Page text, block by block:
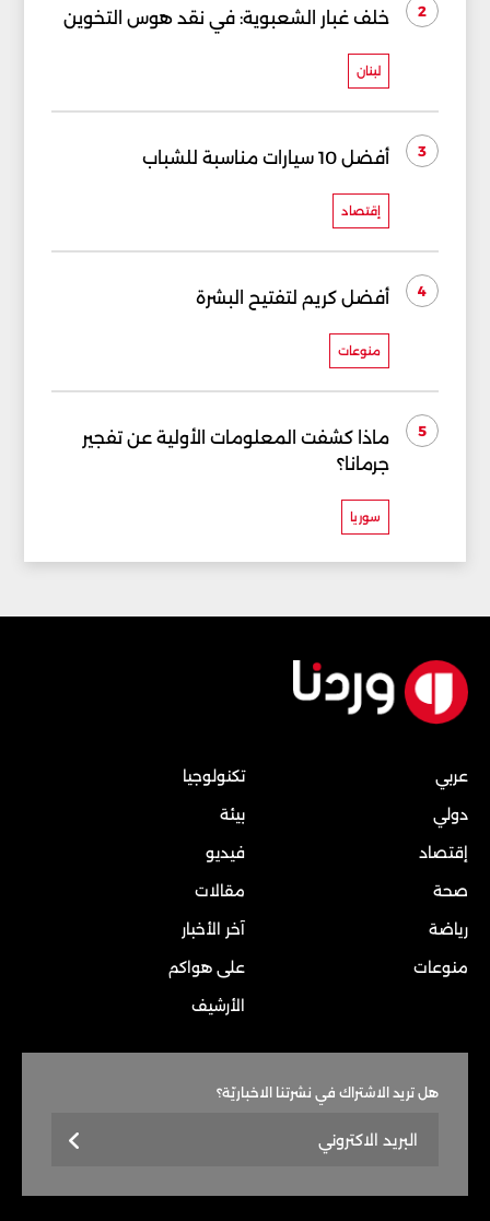
2 خلف غبار الشعبوية: في نقد هوس التخوين
لبنان
3 أفضل 10 سيارات مناسبة للشباب
إقتصاد
4 أفضل كريم لتفتيح البشرة
منوعات
5
ماذا كشفت المعلومات الأولية عن تفجير
جرمانا؟
سوريا
عربي
دولي
إقتصاد
صحة
رياضة
منوعات
تكنولوجيا
بيئة
فيديو
مقالات
آخر الأخبار
على هواكم
الأرشيف
هل تريد الاشتراك في نشرتنا الاخباريّة؟